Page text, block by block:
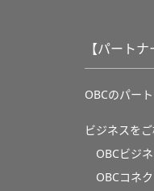
【パートナ
OBCのパー
ビジネスを
OBCビジ
OBCコネ